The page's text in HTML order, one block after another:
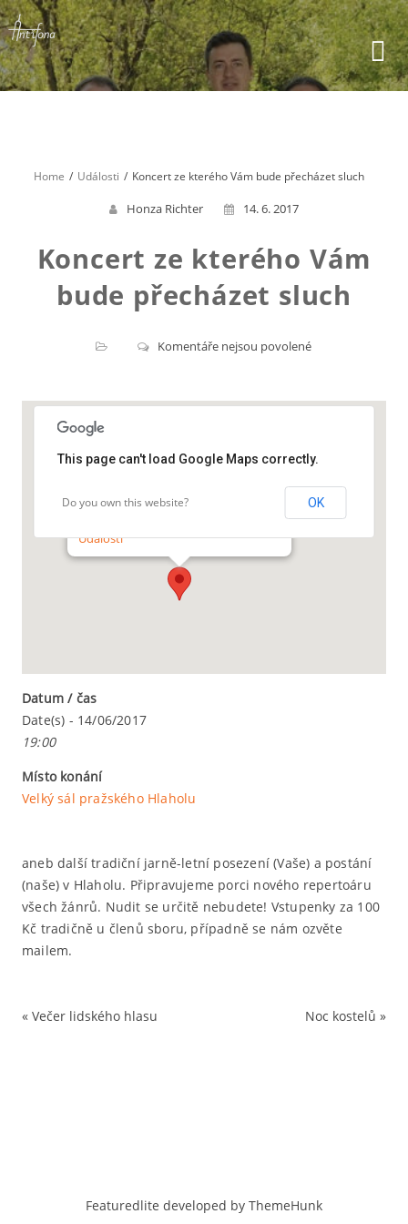
Skip
to
content
Home Události Koncert ze kterého Vám bude přecházet sluch
Honza Richter 14. 6. 2017
Koncert ze kterého Vám
bude přecházet sluch
Komentáře nejsou povolenéu
názvem
kterého
bude
přecházet
Události
This page can't load Google Maps correctly.
Do you own this website? OK
Datum / čas
Date(s) - 14/06/2017
19:00
Místo konání
Velký sál pražského Hlaholu
aneb další tradiční jarně-letní posezení (Vaše) a postání
(naše) v Hlaholu. Připravujeme porci nového repertoáru
všech žánrů. Nudit se určitě nebudete! Vstupenky za 100
Kč tradičně u členů sboru, případně se nám ozvěte
mailem.
« Večer lidského hlasu Noc kostelů »
Featuredlite developed by ThemeHunk